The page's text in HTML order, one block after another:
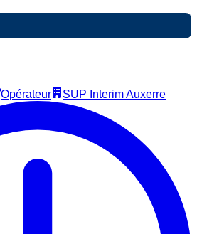
Opérateur SUP Interim Auxerre